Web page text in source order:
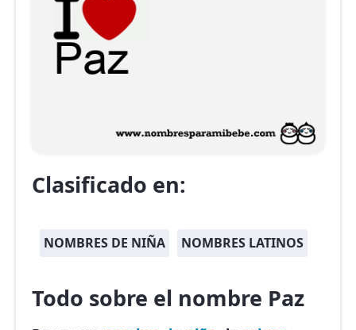
Clasificado en:
NOMBRES DE NIÑA NOMBRES LATINOS
Todo sobre el nombre Paz